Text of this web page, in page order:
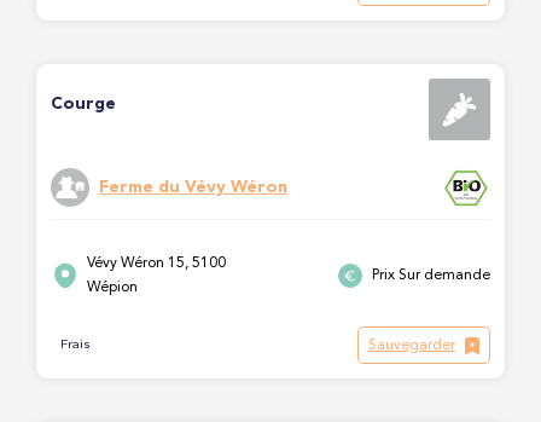
Courge
Ferme du Vévy Wéron
Vévy Wéron 15, 5100
Wépion
Prix Sur demande
Frais Sauvegarder